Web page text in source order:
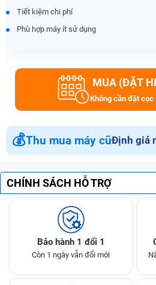
Tiết kiệm chi phí
Phù hợp máy ít sử dụng
MUA (ĐẶT
Không cần đặt cọc
💰Thu mua máy cũĐịnh giá
CHÍNH SÁCH HỖ TRỢ
Bảo hành 1 đổi 1
Còn 1 ngày vẫn đổi mới